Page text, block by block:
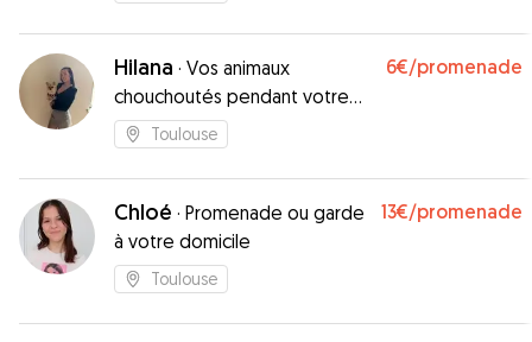
Hilana · Vos animaux
chouchoutés pendant votre
absence
6€/promenade
Toulouse
Chloé · Promenade ou garde
à votre domicile
13€/promenade
Toulouse